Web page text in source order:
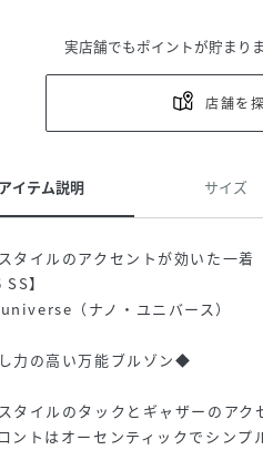
実店舗でもポイントが貯まり
店舗を
アイテム説明 サイズ
タイルのアクセントが効いた一着
SS】
（ナノ・ユニバース）
力の高い万能ブルゾン◆
タイルのタックとギャザーのアク
ントはオーセンティックでシンプ